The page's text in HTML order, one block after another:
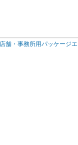
店舗・事務所用パッケージ